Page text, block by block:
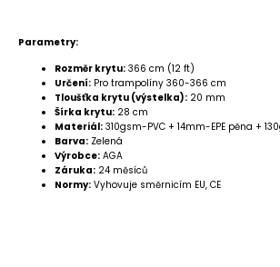
Parametry:
Rozměr krytu: 366 cm (12 ft)
Určení: Pro trampolíny 360-366 cm
Tloušťka krytu (výstelka): 20 mm
Šírka krytu: 28 cm
Materiál: 310gsm-PVC + 14mm-EPE pěna +
Barva: Zelená
Výrobce: AGA
Záruka: 24 měsíců
Normy: Vyhovuje směrnicím EU, CE